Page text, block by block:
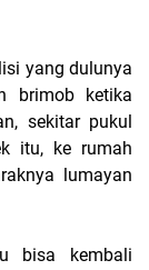
yang dulunya
brimob ketika
sekitar pukul
itu, ke rumah
lumayan
bisa kembali